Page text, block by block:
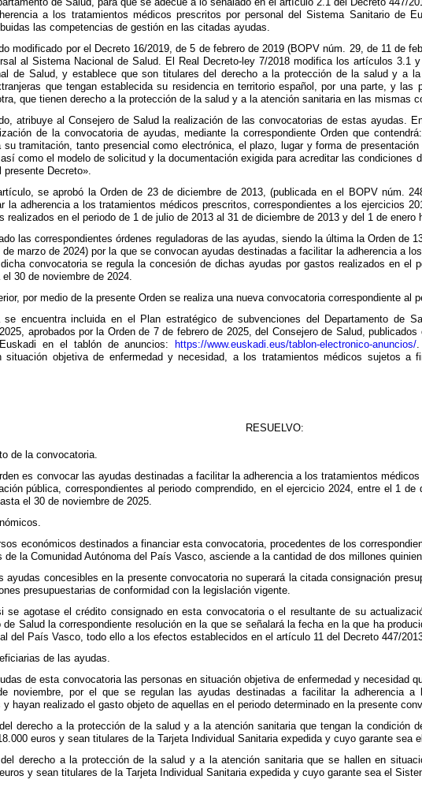
a los tratamientos médicos prescritos por personal del Sistema Sanitario de
las competencias de gestión en las citadas ayudas.
modificado por el Decreto 16/2019, de 5 de febrero de 2019 (BOPV núm. 29, de 11 de
al Sistema Nacional de Salud. El Real Decreto-ley 7/2018 modifica los artículos 3.1
de Salud, y establece que son titulares del derecho a la protección de la salud y a
que tengan establecida su residencia en territorio español, por una parte, y las
que tienen derecho a la protección de la salud y a la atención sanitaria en las mismas
atribuye al Consejero de Salud la realización de las convocatorias de estas ayudas.
de la convocatoria de ayudas, mediante la correspondiente Orden que
tramitación, tanto presencial como electrónica, el plazo, lugar y forma de
como el modelo de solicitud y la documentación exigida para acreditar las condiciones
presente Decreto».
se aprobó la Orden de 23 de diciembre de 2013, (publicada en el BOPV núm.
la adherencia a los tratamientos médicos prescritos, correspondientes a los ejercicios
realizados en el periodo de 1 de julio de 2013 al 31 de diciembre de 2013 y del 1 de enero
las correspondientes órdenes reguladoras de las ayudas, siendo la última la Orden de
marzo de 2024) por la que se convocan ayudas destinadas a facilitar la adherencia a
convocatoria se regula la concesión de dichas ayudas por gastos realizados en el
30 de noviembre de 2024.
por medio de la presente Orden se realiza una nueva convocatoria correspondiente al
se encuentra incluida en el Plan estratégico de subvenciones del Departamento de
aprobados por la Orden de 7 de febrero de 2025, del Consejero de Salud,
en el tablón de anuncios:
https://www.euskadi.eus/tablon-electronico-anuncios/
situación objetiva de enfermedad y necesidad, a los tratamientos médicos sujetos a
RESUELVO:
de la convocatoria.
es convocar las ayudas destinadas a facilitar la adherencia a los tratamientos
pública, correspondientes al periodo comprendido, en el ejercicio 2024, entre el 1
el 30 de noviembre de 2025.
económicos destinados a financiar esta convocatoria, procedentes de los
de la Comunidad Autónoma del País Vasco, asciende a la cantidad de dos millones
ayudas concesibles en la presente convocatoria no superará la citada consignación
presupuestarias de conformidad con la legislación vigente.
se agotase el crédito consignado en esta convocatoria o el resultante de su
Salud la correspondiente resolución en la que se señalará la fecha en la que ha
del País Vasco, todo ello a los efectos establecidos en el artículo 11 del Decreto 447/
de las ayudas.
de esta convocatoria las personas en situación objetiva de enfermedad y necesidad
noviembre, por el que se regulan las ayudas destinadas a facilitar la adherencia a
hayan realizado el gasto objeto de aquellas en el periodo determinado en la presente
derecho a la protección de la salud y a la atención sanitaria que tengan la condición
euros y sean titulares de la Tarjeta Individual Sanitaria expedida y cuyo garante sea
derecho a la protección de la salud y a la atención sanitaria que se hallen en
y sean titulares de la Tarjeta Individual Sanitaria expedida y cuyo garante sea el